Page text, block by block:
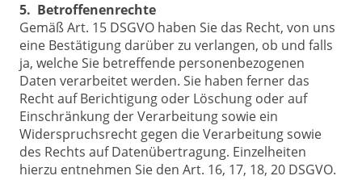
5. Betroffenenrechte
Gemäß Art. 15 DSGVO haben Sie das Recht, von uns
eine Bestätigung darüber zu verlangen, ob und falls
ja, welche Sie betreffende personenbezogenen
Daten verarbeitet werden. Sie haben ferner das
Recht auf Berichtigung oder Löschung oder auf
Einschränkung der Verarbeitung sowie ein
Widerspruchsrecht gegen die Verarbeitung sowie
des Rechts auf Datenübertragung. Einzelheiten
hierzu entnehmen Sie den Art. 16, 17, 18, 20 DSGVO.